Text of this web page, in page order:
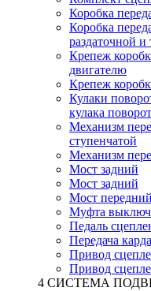
Коробка
Коробка
раздаточной
Крепеж
двигателю
Крепеж
Кулаки
кулака
Механизм
ступенчатой
Механизм
Мост задний
Мост задний
Мост передний
Муфта
Педаль
Передача
Привод
Привод
4 СИСТЕМА